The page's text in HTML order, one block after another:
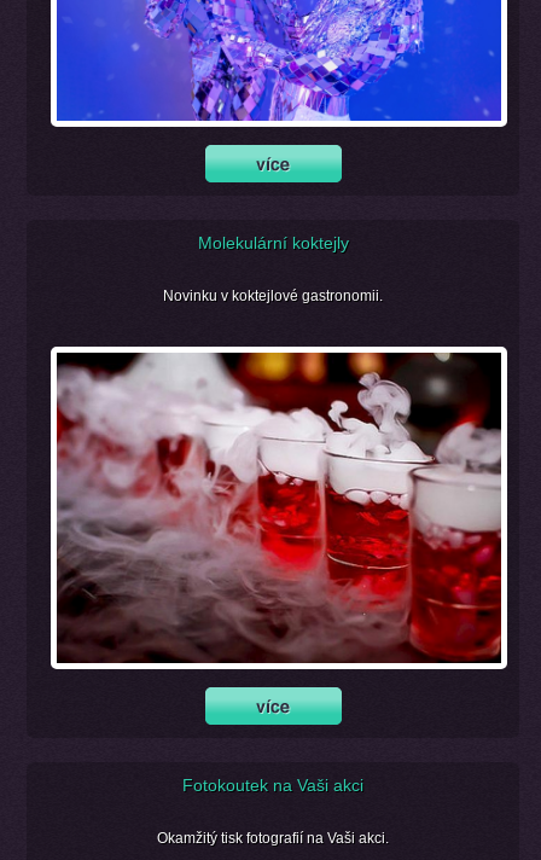
Molekulární koktejly
Novinku v koktejlové gastronomii.
Fotokoutek na Vaši akci
Okamžitý tisk fotografií na Vaši akci.